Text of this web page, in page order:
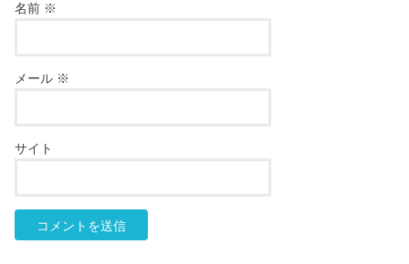
名前 ※
メール ※
サイト